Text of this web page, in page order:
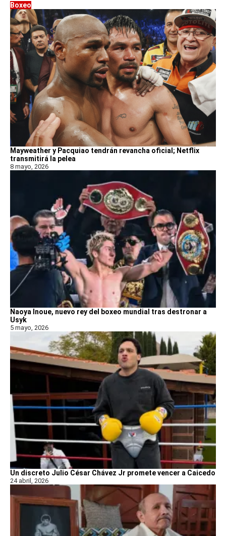
Boxeo
Mayweather y Pacquiao tendrán revancha oficial; Netflix
transmitirá la pelea
8 mayo, 2026
Naoya Inoue, nuevo rey del boxeo mundial tras destronar a
Usyk
5 mayo, 2026
Un discreto Julio César Chávez Jr promete vencer a Caicedo
24 abril, 2026